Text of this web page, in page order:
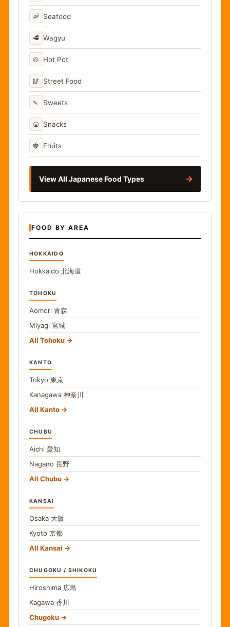
🦐 Seafood
🥩 Wagyu
🍲 Hot Pot
🥢 Street Food
🍡 Sweets
🍘 Snacks
🍓 Fruits
View All Japanese Food Types →
FOOD BY AREA
HOKKAIDO
Hokkaido 北海道
TOHOKU
Aomori 青森
Miyagi 宮城
All Tohoku
KANTO
Tokyo 東京
Kanagawa 神奈川
All Kanto
CHUBU
Aichi 愛知
Nagano 長野
All Chubu
KANSAI
Osaka 大阪
Kyoto 京都
All Kansai
CHUGOKU / SHIKOKU
Hiroshima 広島
Kagawa 香川
Chugoku